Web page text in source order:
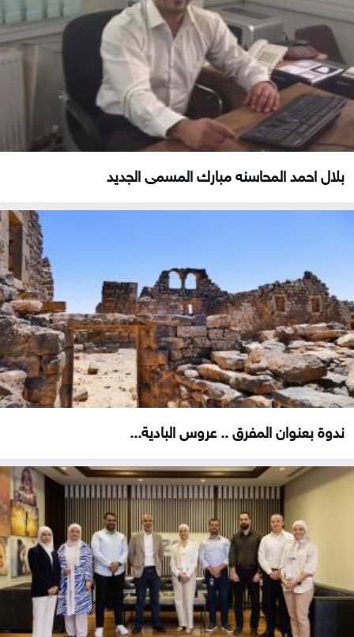
بلال احمد المحاسنه مبارك المسمى الجديد
ندوة بعنوان المفرق .. عروس البادية...